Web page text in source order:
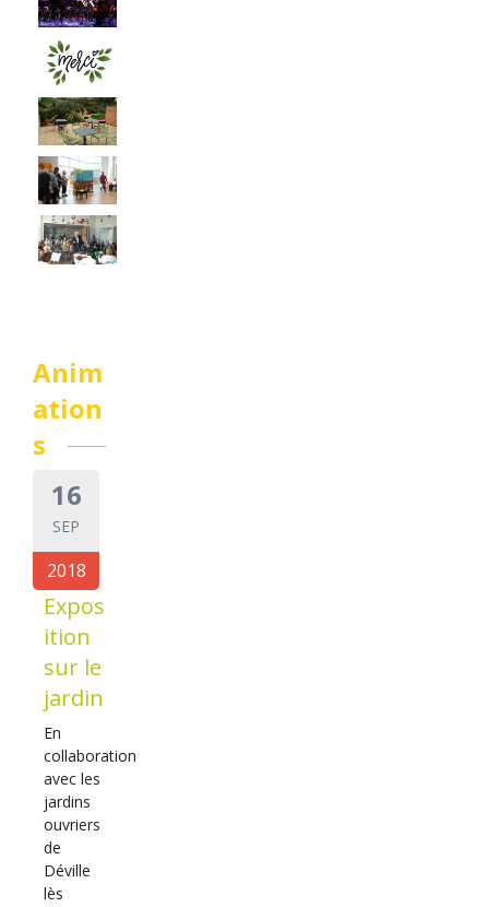
Anim
ation
s
16
SEP
2018
Expos
ition
sur le
jardin
En
collaboration
avec les
jardins
ouvriers
de
Déville
lès